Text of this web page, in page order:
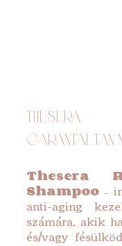
​Thesera
garantáltan
Thesera
Shampoo –
anti-aging
számára, akik
és/vagy